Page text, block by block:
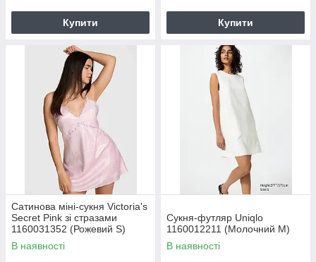
Купити Купити
Сатинова міні-сукня Victoria's
Secret Pink зі стразами
1160031352 (Рожевий S)
В наявності
Сукня-футляр Uniqlo
1160012211 (Молочний M)
В наявності